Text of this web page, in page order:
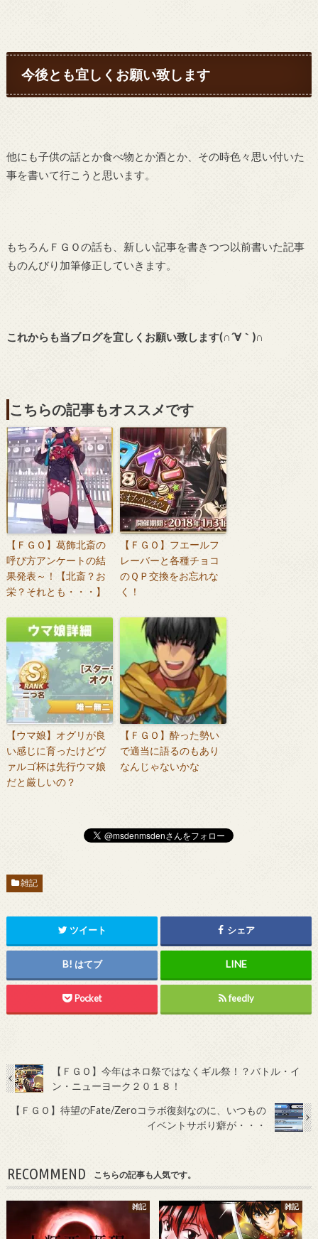
今後とも宜しくお願い致します
他にも子供の話とか食べ物とか酒とか、その時色々思い付いた
事を書いて行こうと思います。
もちろんＦＧＯの話も、新しい記事を書きつつ以前書いた記事
ものんびり加筆修正していきます。
これからも当ブログを宜しくお願い致します(∩´∀｀)∩
こちらの記事もオススメです
【ＦＧＯ】葛飾北斎の
呼び方アンケートの結
果発表～！【北斎？お
栄？それとも・・・】
【ＦＧＯ】フエールフ
レーバーと各種チョコ
のＱＰ交換をお忘れな
く！
【ウマ娘】オグリが良
い感じに育ったけどヴ
ァルゴ杯は先行ウマ娘
だと厳しいの？
【ＦＧＯ】酔った勢い
で適当に語るのもあり
なんじゃないかな
雑記
ツイート シェア
はてブ
Pocket feedly
【ＦＧＯ】今年はネロ祭ではなくギル祭！？バトル・イ
ン・ニューヨーク２０１８！
【ＦＧＯ】待望のFate/Zeroコラボ復刻なのに、いつもの
イベントサボり癖が・・・
RECOMMEND こちらの記事も人気です。
雑記 雑記